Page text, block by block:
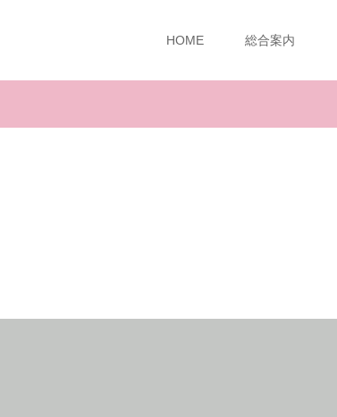
HOME 総合案内